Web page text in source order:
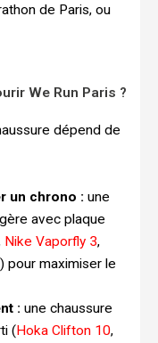
de Paris, ou
We Run Paris ?
dépend de
un chrono : une
avec plaque
Nike Vaporfly 3,
) pour maximiser le
: une chaussure
(Hoka Clifton 10,